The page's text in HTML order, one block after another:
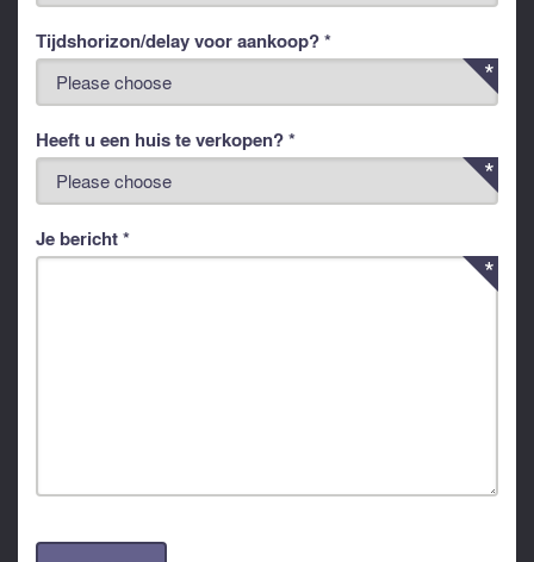
Tijdshorizon/delay voor aankoop? *
Heeft u een huis te verkopen? *
Je bericht *